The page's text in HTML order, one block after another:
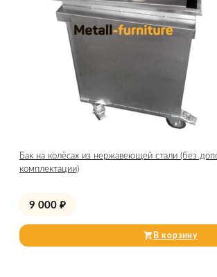
Бак на колёсах из нержавеющей стали (без
комплектации)
9 000 ₽
В корзину